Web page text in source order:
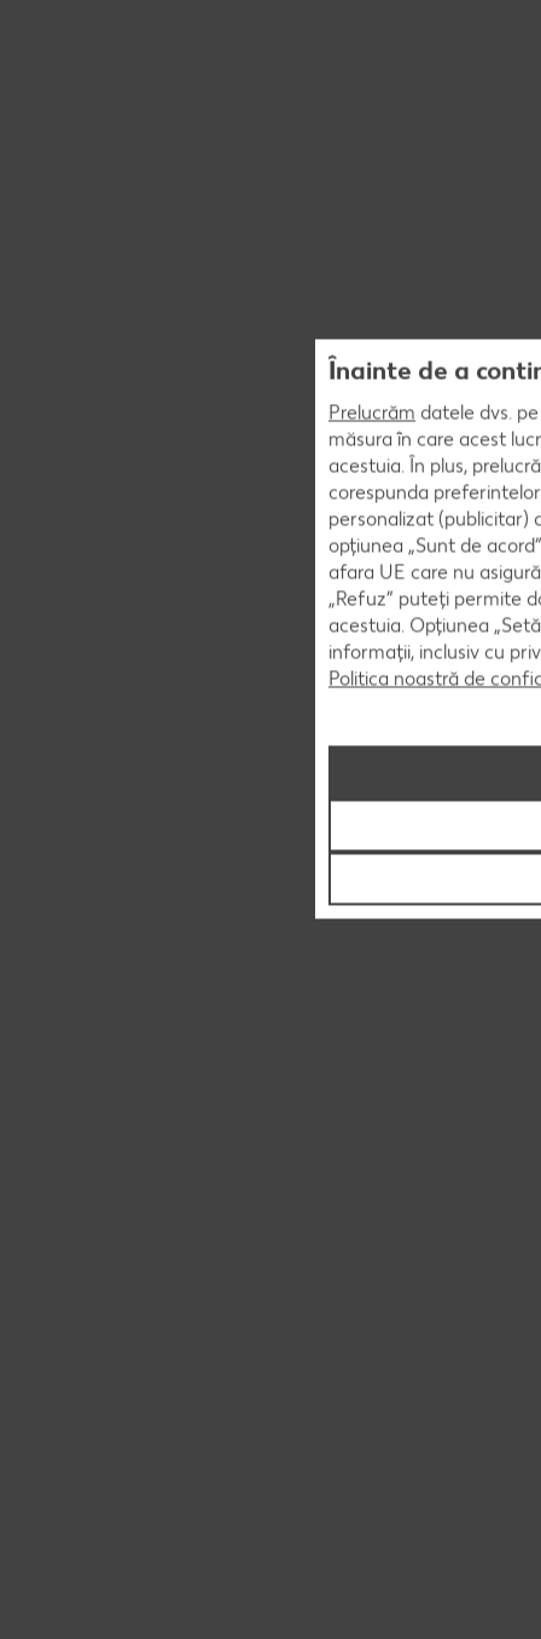
Înainte de a
Prelucrăm datele dvs.
măsura în care acest
acestuia. În plus,
corespunda
personalizat (publicitar)
opțiunea „Sunt de
afara UE care nu
„Refuz” puteți permite
acestuia. Opțiunea
informații, inclusiv cu
Politica noastră de